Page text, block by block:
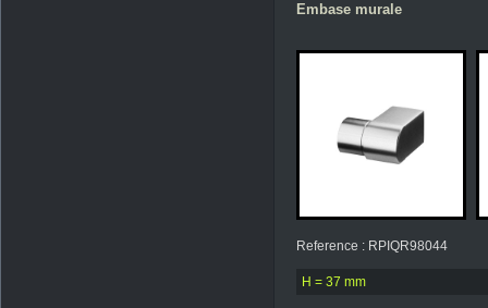
Embase murale
Reference : RPIQR98044
H = 37 mm